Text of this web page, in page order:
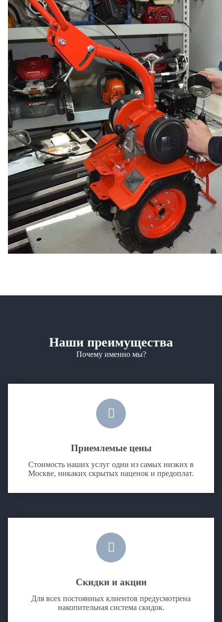
Наши преимущества
Почему именно мы?
Приемлемые цены
Стоимость наших услуг одни из самых низких в
Москве, никаких скрытых наценок и предоплат.
Скидки и акции
Для всех постоянных клиентов предусмотрена
накопительная система скидок.